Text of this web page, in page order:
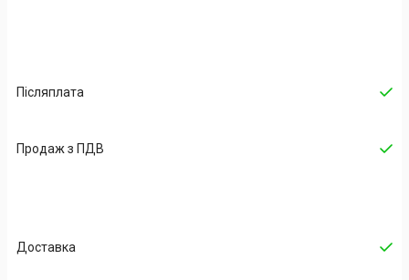
Післяплата
Продаж з ПДВ
Доставка